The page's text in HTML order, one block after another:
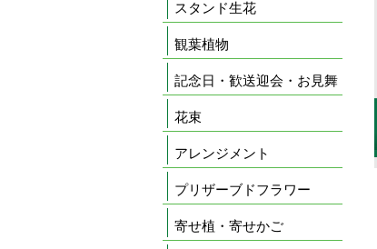
スタンド生花
観葉植物
記念日・歓送迎会・お見舞
花束
アレンジメント
プリザーブドフラワー
寄せ植・寄せかご